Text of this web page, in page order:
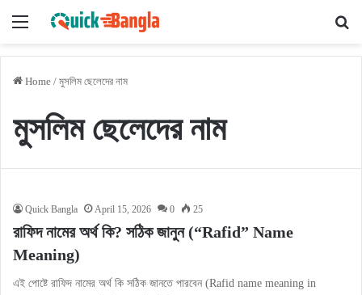
Menu
Home / মুসলিম ছেলেদের নাম
মুসলিম ছেলেদের নাম
Quick Bangla April 15, 2026 0 25
রাফিদ নামের অর্থ কি? সঠিক জানুন (“Rafid” Name
Meaning)
এই পোষ্টে রাফিদ নামের অর্থ কি সঠিক জানতে পারবেন (Rafid name meaning in